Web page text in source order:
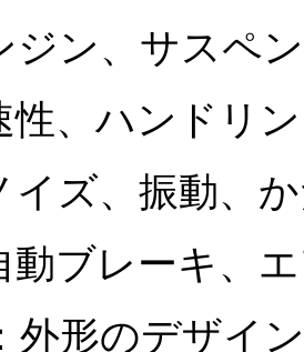
ジン、サスペ
性、ハンドリ
イズ、振動、
動ブレーキ、
外形のデザイ